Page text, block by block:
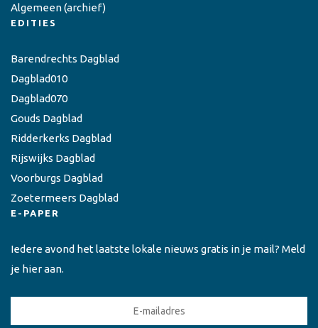
Algemeen(archief)
EDITIES
Barendrechts Dagblad
Dagblad010
Dagblad070
Gouds Dagblad
Ridderkerks Dagblad
Rijswijks Dagblad
Voorburgs Dagblad
Zoetermeers Dagblad
E-PAPER
Iedere avond het laatste lokale nieuws gratis in je mail? Meld
je hier aan.